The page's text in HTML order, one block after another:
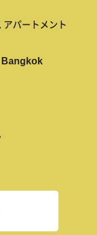
アパートメント
Bangkok